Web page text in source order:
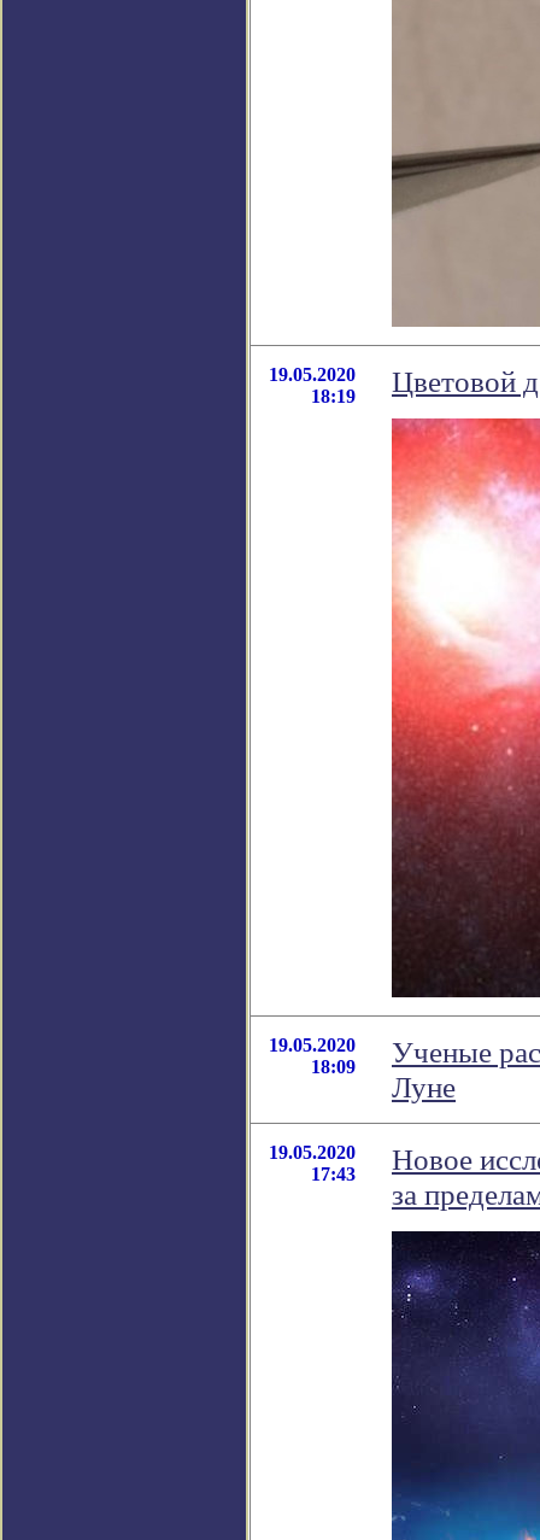
19.05.2020
18:19
Цветовой
19.05.2020
18:09
Ученые
Луне
19.05.2020
17:43
Новое
за